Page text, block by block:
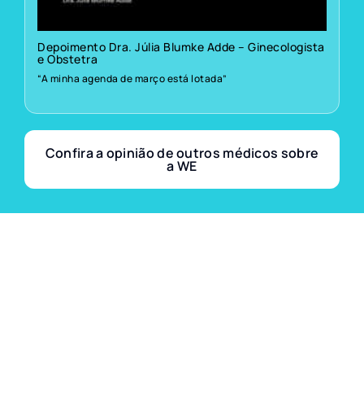
Depoimento Dra. Júlia Blumke Adde – Ginecologista
e Obstetra
“A minha agenda de março está lotada”
Confira a opinião de outros médicos sobre
a WE